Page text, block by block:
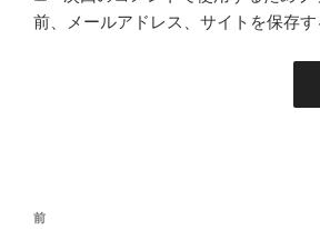
前、メールアドレス、サイトを保存す
投
前
前